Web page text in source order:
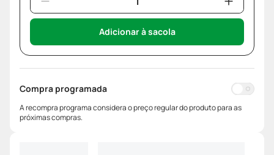
Adicionar à sacola
Compra programada
A recompra programa considera o preço regular do produto para as
próximas compras.